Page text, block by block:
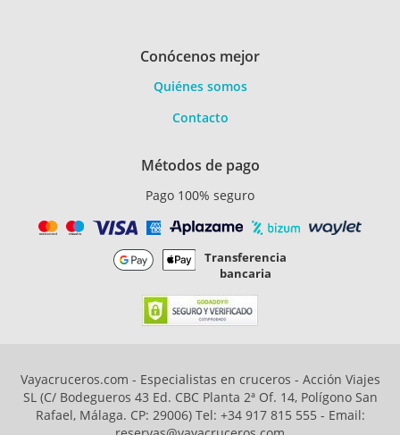
Conócenos mejor
Quiénes somos
Contacto
Métodos de pago
Pago 100% seguro
Transferencia
bancaria
Vayacruceros.com - Especialistas en cruceros - Acción Viajes
SL (C/ Bodegueros 43 Ed. CBC Planta 2ª Of. 14, Polígono San
Rafael, Málaga. CP: 29006) Tel: +34 917 815 555 - Email: